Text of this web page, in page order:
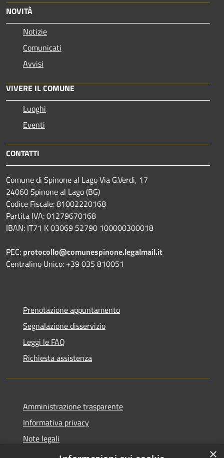
NOVITÀ
Notizie
Comunicati
Avvisi
VIVERE IL COMUNE
Luoghi
Eventi
CONTATTI
Comune di Spinone al Lago Via G.Verdi, 17
24060 Spinone al Lago (BG)
Codice Fiscale: 81002220168
Partita IVA: 01279670168
IBAN: IT71 K 03069 52790 100000300018
PEC: protocollo@comunespinone.legalmail.it
Centralino Unico: +39 035 810051
Prenotazione appuntamento
Segnalazione disservizio
Leggi le FAQ
Richiesta assistenza
Amministrazione trasparente
Informativa privacy
Note legali
Dichiarazione di accessibilità
×